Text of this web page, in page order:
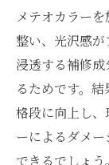
メテオカラー
整い、光沢感
浸透する補修
るためです。
格段に向上し
ーによるダメ
できるでしょう。